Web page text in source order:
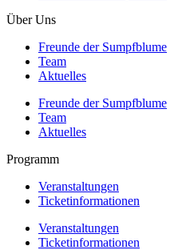
Über Uns
Freunde der Sumpfblume
Team
Aktuelles
Freunde der Sumpfblume
Team
Aktuelles
Programm
Veranstaltungen
Ticketinformationen
Veranstaltungen
Ticketinformationen